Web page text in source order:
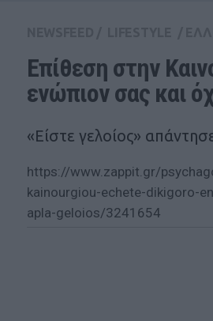
Επίθεση στην
ενώπιον σας και
«Είστε γελοίος»
https://www.zappit.gr/
kainourgiou-echete-dikigoro-
apla-geloios/3241654